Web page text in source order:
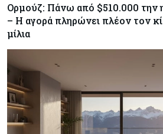
Ορμούζ: Πάνω από $510.000 την
– Η αγορά πληρώνει πλέον τον
μίλια